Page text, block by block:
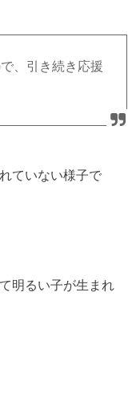
、引き続き応援
ていない様子で
明るい子が生まれ